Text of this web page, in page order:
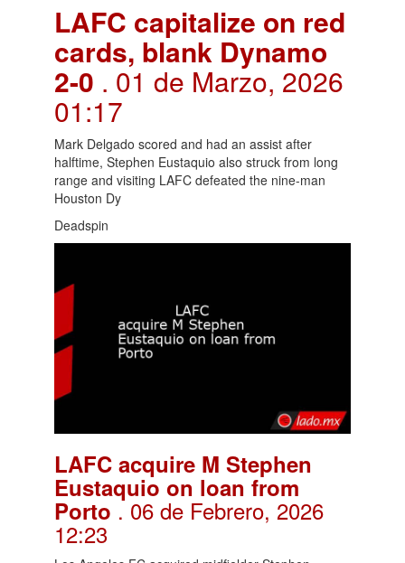
LAFC capitalize on red
cards, blank Dynamo
2-0 . 01 de Marzo, 2026
01:17
Mark Delgado scored and had an assist after
halftime, Stephen Eustaquio also struck from long
range and visiting LAFC defeated the nine-man
Houston Dy
Deadspin
LAFC acquire M Stephen
Eustaquio on loan from
Porto . 06 de Febrero, 2026
12:23